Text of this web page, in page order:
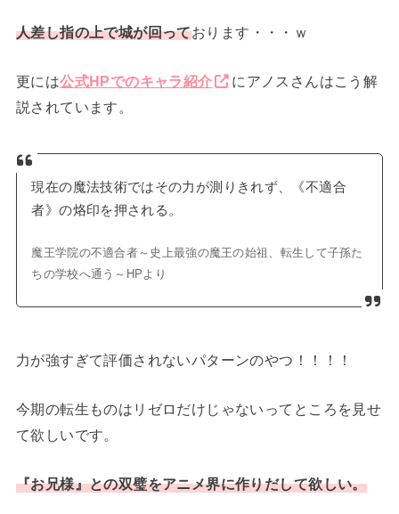
人差し指の上で城が回っております・・・ｗ
更には公式HPでのキャラ紹介
にアノスさんはこう解
説されています。
現在の魔法技術ではその力が測りきれず、《不適合
者》の烙印を押される。
魔王学院の不適合者～史上最強の魔王の始祖、転生して子孫た
ちの学校へ通う～HPより
力が強すぎて評価されないパターンのやつ！！！！
今期の転生ものはリゼロだけじゃないってところを見せ
て欲しいです。
『お兄様』との双璧をアニメ界に作りだして欲しい。